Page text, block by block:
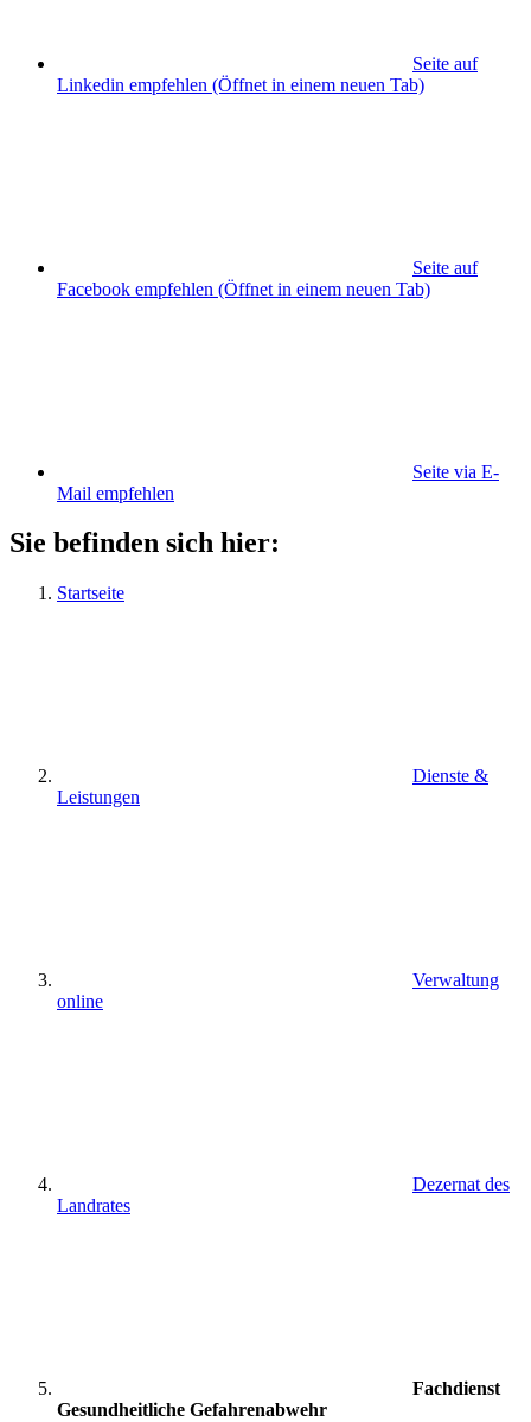
Seite auf
Linkedin empfehlen (Öffnet in einem neuen Tab)
Seite auf
Facebook empfehlen (Öffnet in einem neuen Tab)
Seite via E-
Mail empfehlen
Sie befinden sich hier:
Startseite
Dienste &
Leistungen
Verwaltung
online
Dezernat des
Landrates
Fachdienst
Gesundheitliche Gefahrenabwehr